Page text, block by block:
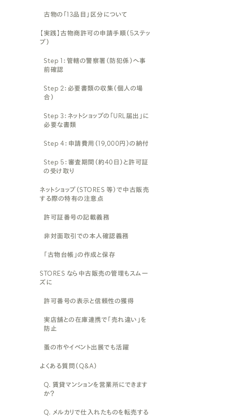
古物の「13品目」区分について
【実践】古物商許可の申請手順（5ステッ
プ）
Step 1：管轄の警察署（防犯係）へ事
前確認
Step 2：必要書類の収集（個人の場
合）
Step 3：ネットショップの「URL届出」に
必要な書類
Step 4：申請費用（19,000円）の納付
Step 5：審査期間（約40日）と許可証
の受け取り
ネットショップ（STORES 等）で中古販売
する際の特有の注意点
許可証番号の記載義務
非対面取引での本人確認義務
「古物台帳」の作成と保存
STORES なら中古販売の管理もスムー
ズに
許可番号の表示と信頼性の獲得
実店舗との在庫連携で「売れ違い」を
防止
蚤の市やイベント出展でも活躍
よくある質問（Q&A）
Q. 賃貸マンションを営業所にできます
か？
Q. メルカリで仕入れたものを転売する